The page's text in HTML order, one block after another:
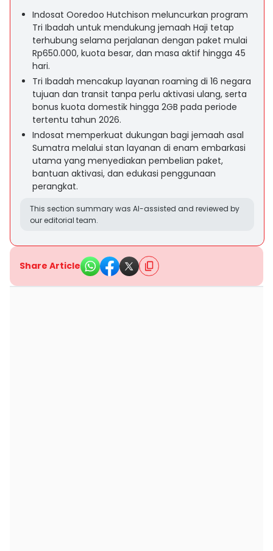
Indosat Ooredoo Hutchison meluncurkan program
Tri Ibadah untuk mendukung jemaah Haji tetap
terhubung selama perjalanan dengan paket mulai
Rp650.000, kuota besar, dan masa aktif hingga 45
hari.
Tri Ibadah mencakup layanan roaming di 16 negara
tujuan dan transit tanpa perlu aktivasi ulang, serta
bonus kuota domestik hingga 2GB pada periode
tertentu tahun 2026.
Indosat memperkuat dukungan bagi jemaah asal
Sumatra melalui stan layanan di enam embarkasi
utama yang menyediakan pembelian paket,
bantuan aktivasi, dan edukasi penggunaan
perangkat.
This section summary was AI-assisted and reviewed by
our editorial team.
Share Article